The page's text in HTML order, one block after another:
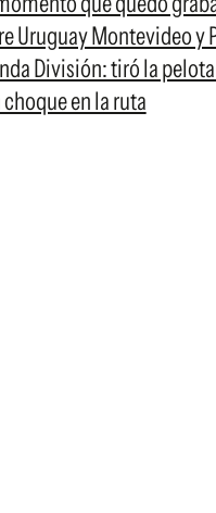
Uruguay Montevideo y
División: tiró la
en la ruta